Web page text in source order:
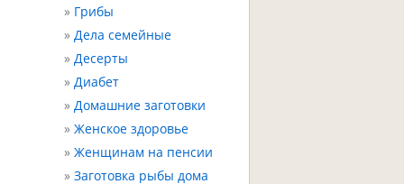
Грибы
Дела семейные
Десерты
Диабет
Домашние заготовки
Женское здоровье
Женщинам на пенсии
Заготовка рыбы дома